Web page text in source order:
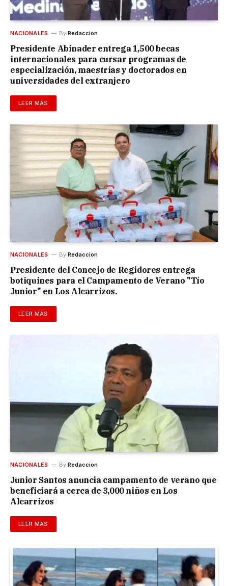
NACIONALES By Redaccion
Presidente Abinader entrega 1,500 becas
internacionales para cursar programas de
especialización, maestrías y doctorados en
universidades del extranjero
LEER MÁS
NACIONALES By Redaccion
Presidente del Concejo de Regidores entrega
botiquines para el Campamento de Verano "Tío
Junior" en Los Alcarrizos.
LEER MÁS
NACIONALES By Redaccion
Junior Santos anuncia campamento de verano que
beneficiará a cerca de 3,000 niños en Los
Alcarrizos
LEER MÁS